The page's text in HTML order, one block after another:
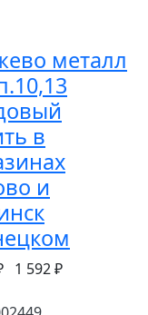
металл
в
и
1 592 ₽